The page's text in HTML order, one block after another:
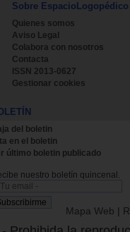
Sobre EspacioLogopédico
Quienes somos
Aviso Legal
Colabora con nosotros
Contacta
ISSN 2013-0627
Gestionar cookies
del boletin
en el boletin
último boletin publicado
nuestro boletín quincenal.
Mapa Web |